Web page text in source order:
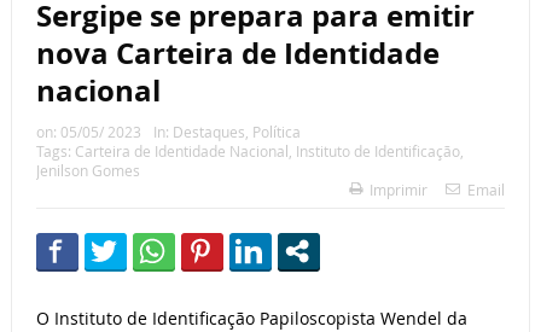
Sergipe se prepara para emitir
nova Carteira de Identidade
nacional
on: 05/05/ 2023 In: Destaques, Política
Tags: Carteira de Identidade Nacional, Instituto de Identificação,
Jenilson Gomes
Imprimir
Email
O Instituto de Identificação Papiloscopista Wendel da